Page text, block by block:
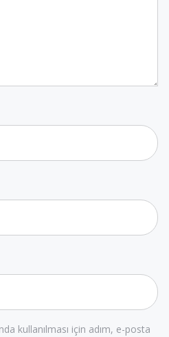
kullanılması için adım, e-posta